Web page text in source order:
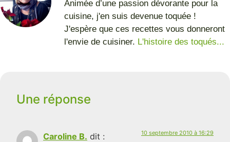
Animée d’une passion dévorante pour la
cuisine, j'en suis devenue toquée !
J'espère que ces recettes vous donneront
l'envie de cuisiner. L'histoire des toqués...
Une réponse
Caroline B. dit : 10 septembre 2010 à 16:29